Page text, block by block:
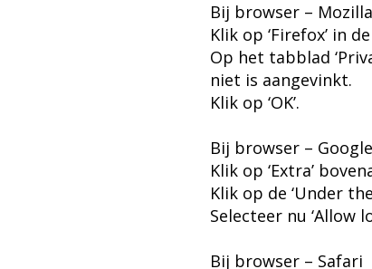
Bij browser –
Klik op ‘Firefox’ in
Op het tabblad
niet is aangevinkt.
Klik op ‘OK’.
Bij browser –
Klik op ‘Extra’
Klik op de ‘Under
Selecteer nu ‘Allow
Bij browser – Safari